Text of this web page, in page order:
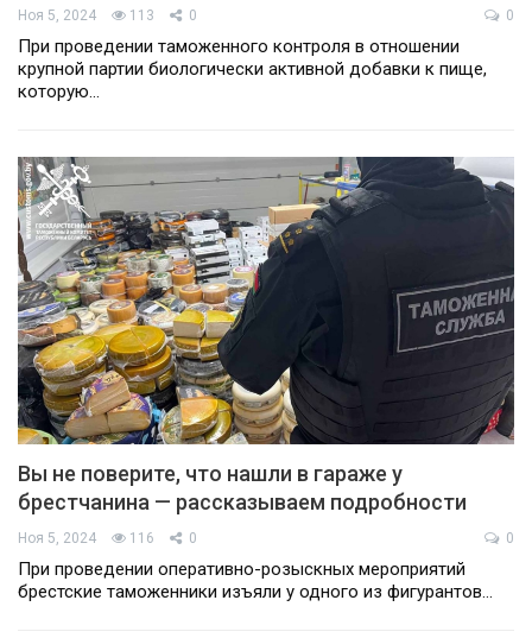
Ноя 5, 2024 113 0 0
При проведении таможенного контроля в отношении
крупной партии биологически активной добавки к пище,
которую…
Вы не поверите, что нашли в гараже у
брестчанина — рассказываем подробности
Ноя 5, 2024 116 0 0
При проведении оперативно-розыскных мероприятий
брестские таможенники изъяли у одного из фигурантов…